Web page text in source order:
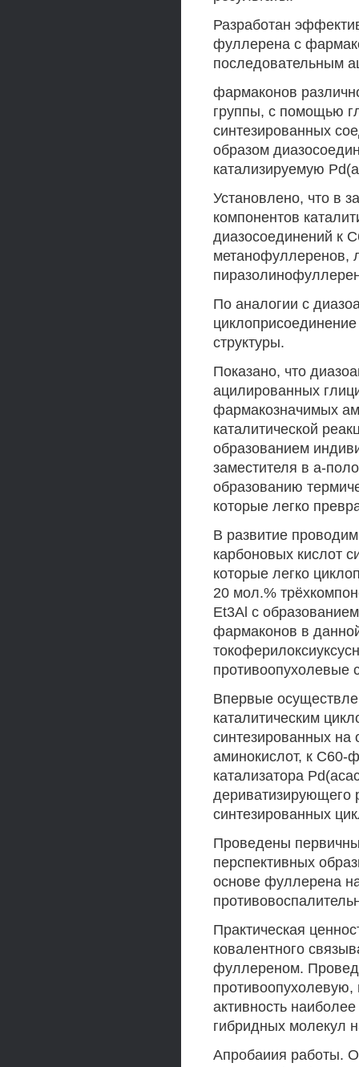
Разработан
фуллерена с
последовательным
фармаконов
группы, с помощью
синтезированных
образом
катализируемую
Установлено, что в
компонентов
диазосоединений к
метанофуллеренов,
По аналогии с
структуры.
Показано, что
ацилированных
фармакозначимых
каталитической
образованием
заместителя в а-
образованию
которые легко
В развитие
карбоновых кислот
которые легко
20 мол.%
Et3Al с
фармаконов в
противоопухолевые
Впервые
каталитическим
синтезированных на
аминокислот, к С60-
катализатора
дериватизирующего
синтезированных
Проведены
перспективных
основе фуллерена
Практическая
ковалентного
фуллереном.
противоопухолевую,
активность
гибридных молекул
Апробаиия работы.